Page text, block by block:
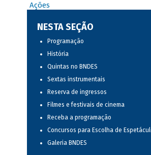
Ações
NESTA SEÇÃO
Programação
História
Quintas no BNDES
Sextas instrumentais
Reserva de ingressos
Filmes e festivais de cinema
Receba a programação
Concursos para Escolha de
Galeria BNDES